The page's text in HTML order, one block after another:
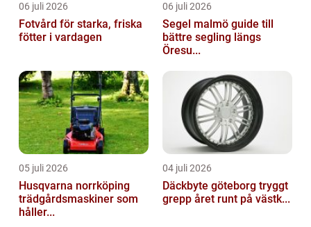
06 juli 2026
Fotvård för starka, friska
fötter i vardagen
06 juli 2026
Segel malmö guide till
bättre segling längs
Öresu...
05 juli 2026
Husqvarna norrköping
trädgårdsmaskiner som
håller...
04 juli 2026
Däckbyte göteborg tryggt
grepp året runt på västk...